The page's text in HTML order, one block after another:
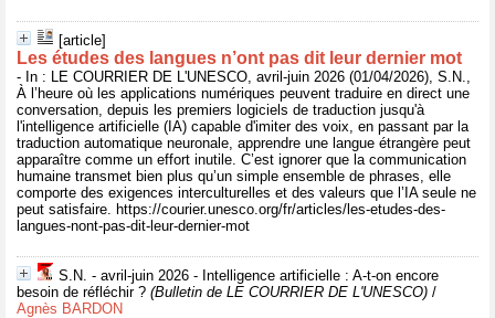
[article]
Les études des langues n’ont pas dit leur dernier mot
- In : LE COURRIER DE L'UNESCO, avril-juin 2026 (01/04/2026), S.N.,
À l’heure où les applications numériques peuvent traduire en direct une
conversation, depuis les premiers logiciels de traduction jusqu'à
l'intelligence artificielle (IA) capable d'imiter des voix, en passant par la
traduction automatique neuronale, apprendre une langue étrangère peut
apparaître comme un effort inutile. C’est ignorer que la communication
humaine transmet bien plus qu’un simple ensemble de phrases, elle
comporte des exigences interculturelles et des valeurs que l’IA seule ne
peut satisfaire. https://courier.unesco.org/fr/articles/les-etudes-des-
langues-nont-pas-dit-leur-dernier-mot
S.N. - avril-juin 2026 - Intelligence artificielle : A-t-on encore
besoin de réfléchir ? (Bulletin de LE COURRIER DE L'UNESCO) /
Agnès BARDON